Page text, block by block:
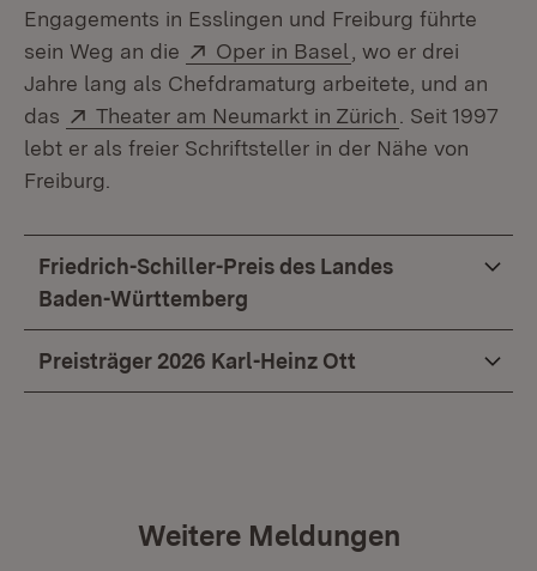
Engagements in Esslingen und Freiburg führte
sein Weg an die
Extern:
Oper in Basel (Öffnet in neuem
, wo er drei
Jahre lang als Chefdramaturg arbeitete, und an
das
Extern:
Theater am Neumarkt in Zürich (Öffnet in
. Seit 1997
lebt er als freier Schriftsteller in der Nähe von
Freiburg.
Friedrich-Schiller-Preis des Landes
Baden-Württemberg
Preisträger 2026 Karl-Heinz Ott
Weitere Meldungen